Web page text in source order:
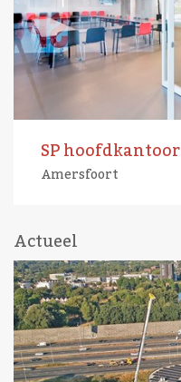
SP hoofdkantoor
Amersfoort
Actueel